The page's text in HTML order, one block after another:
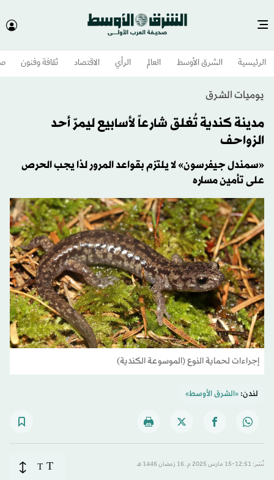
الرئيسية الشرق الأوسط​ العالم الرأي الاقتصاد ثقافة وفنون
يوميات الشرق
مدينة كندية تُغلق شارعاً لأسابيع ليمرّ أحد
الزواحف
«سمندل جيفرسون» لا يلتزم بقواعد المرور لذا يجب الحرص
على تأمين مساره
إجراءات لحماية النوع (الموسوعة الكندية)
لندن:«الشرق الأوسط»
نُشر: 12:51-15 مارس 2025 م ـ 16 رَمضان 1446 هـ T
T